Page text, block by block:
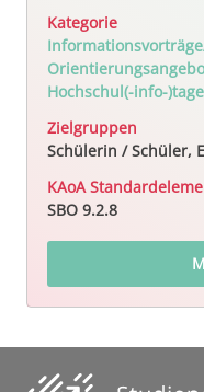
Kategorie
Hochschul(-info-)tage
Zielgruppen
Schülerin / Schüler,
KAoA
SBO 9.2.8